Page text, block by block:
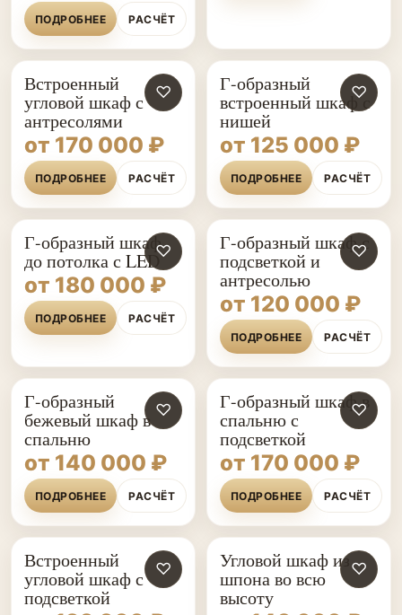
ПОДРОБНЕЕ РАСЧЁТ
♡
Встроенный
угловой шкаф с
антресолями
от 170 000 ₽
ПОДРОБНЕЕ РАСЧЁТ
♡
Г-образный
встроенный шкаф с
нишей
от 125 000 ₽
ПОДРОБНЕЕ РАСЧЁТ
♡
Г-образный шкаф
до потолка с LED
от 180 000 ₽
ПОДРОБНЕЕ РАСЧЁТ
♡
Г-образный шкаф с
подсветкой и
антресолью
от 120 000 ₽
ПОДРОБНЕЕ РАСЧЁТ
♡
Г-образный
бежевый шкаф в
спальню
от 140 000 ₽
ПОДРОБНЕЕ РАСЧЁТ
♡
Г-образный шкаф в
спальню с
подсветкой
от 170 000 ₽
ПОДРОБНЕЕ РАСЧЁТ
♡
Встроенный
угловой шкаф с
подсветкой
♡
Угловой шкаф из
шпона во всю
высоту